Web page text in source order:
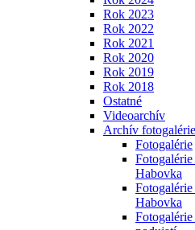
Rok 2023
Rok 2022
Rok 2021
Rok 2020
Rok 2019
Rok 2018
Ostatné
Videoarchív
Archív fotogalérie
Fotogalérie
Habovka
Habovka